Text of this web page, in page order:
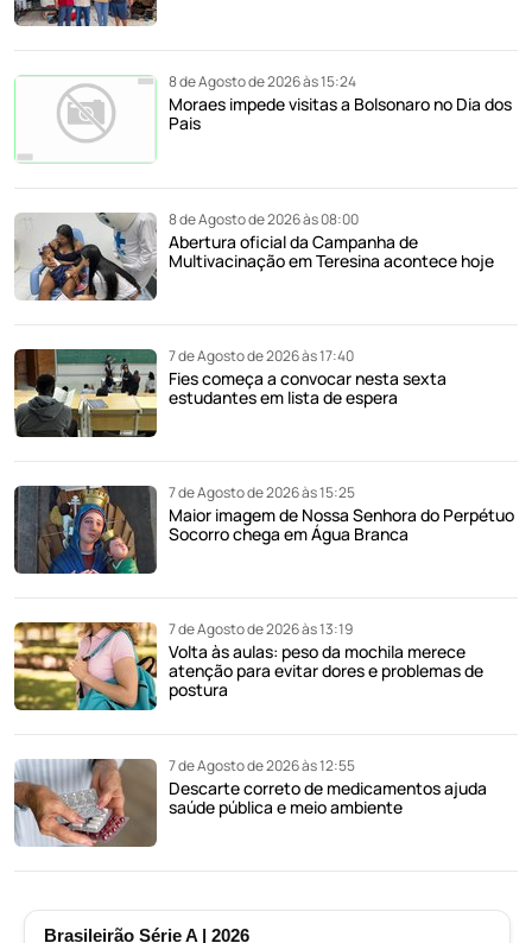
8 de Agosto de 2026 às 15:24
Moraes impede visitas a Bolsonaro no Dia dos
Pais
8 de Agosto de 2026 às 08:00
Abertura oficial da Campanha de
Multivacinação em Teresina acontece hoje
7 de Agosto de 2026 às 17:40
Fies começa a convocar nesta sexta
estudantes em lista de espera
7 de Agosto de 2026 às 15:25
Maior imagem de Nossa Senhora do Perpétuo
Socorro chega em Água Branca
7 de Agosto de 2026 às 13:19
Volta às aulas: peso da mochila merece
atenção para evitar dores e problemas de
postura
7 de Agosto de 2026 às 12:55
Descarte correto de medicamentos ajuda
saúde pública e meio ambiente